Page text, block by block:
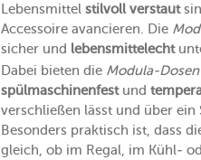
Lebensmittel stilvoll verstaut
Accessoire avancieren. Die
sicher und lebensmittelecht
Dabei bieten die Modula-Dosen
spülmaschinenfestund
verschließen lässt und über
Besonders praktisch ist, dass
gleich, ob im Regal, im Kühl-